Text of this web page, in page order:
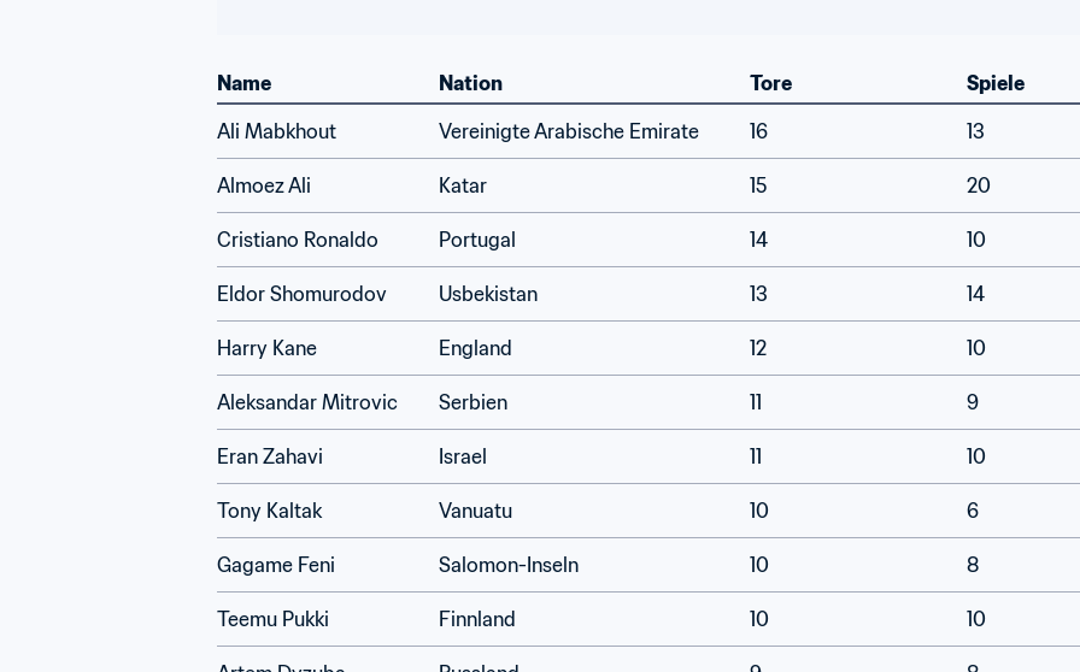
Name Nation Tore Spiele
Ali Mabkhout
Vereinigte Arabische Emirate 16 13
Almoez Ali Katar 15 20
Cristiano Ronaldo Portugal 14 10
Eldor Shomurodov Usbekistan 13 14
Harry Kane England 12 10
Aleksandar Mitrovic Serbien 11 9
Eran Zahavi Israel 11 10
Tony Kaltak Vanuatu 10 6
Gagame Feni Salomon-Inseln 10 8
Teemu Pukki Finnland 10 10